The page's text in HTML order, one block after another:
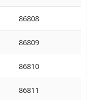
86808
86809
86810
86811